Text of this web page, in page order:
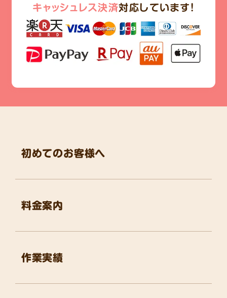
キャッシュレス決済対応しています!
初めてのお客様へ
料金案内
作業実績